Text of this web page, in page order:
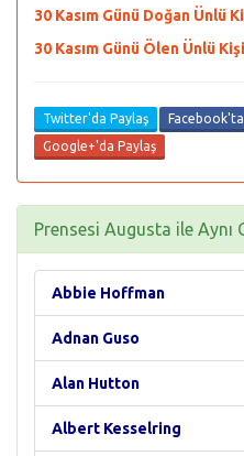
30 Kasım Günü Doğan Ünlü
30 Kasım Günü Ölen Ünlü
Twitter'da Paylaş
Google+'da Paylaş
Prensesi Augusta ile Aynı
Abbie Hoffman
Adnan Guso
Alan Hutton
Albert Kesselring